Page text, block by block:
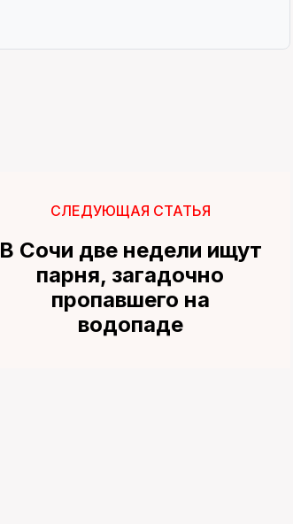
СЛЕДУЮЩАЯ СТАТЬЯ
В Сочи две недели ищут
парня, загадочно
пропавшего на
водопаде